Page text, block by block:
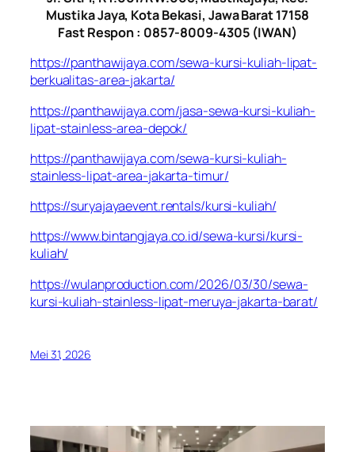
Mustika Jaya, Kota Bekasi, Jawa Barat 17158
Fast Respon : 0857-8009-4305 (IWAN)
https://panthawijaya.com/sewa-kursi-kuliah-lipat-
berkualitas-area-jakarta/
https://panthawijaya.com/jasa-sewa-kursi-kuliah-
lipat-stainless-area-depok/
https://panthawijaya.com/sewa-kursi-kuliah-
stainless-lipat-area-jakarta-timur/
https://suryajayaevent.rentals/kursi-kuliah/
https://www.bintangjaya.co.id/sewa-kursi/kursi-
kuliah/
https://wulanproduction.com/2026/03/30/sewa-
kursi-kuliah-stainless-lipat-meruya-jakarta-barat/
Mei 31, 2026